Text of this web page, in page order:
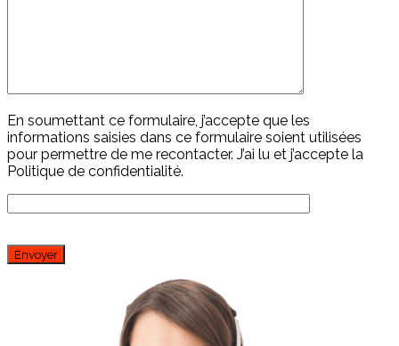
En soumettant ce formulaire, j’accepte que les
informations saisies dans ce formulaire soient utilisées
pour permettre de me recontacter. J’ai lu et j’accepte la
Politique de confidentialité.